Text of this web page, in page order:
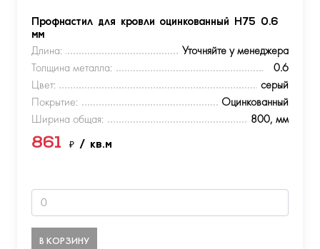
Профнастил для кровли оцинкованный Н75 0.6
мм
Длина:
Уточняйте у менеджера
Толщина металла:
0.6
Цвет:
серый
Покрытие:
Оцинкованный
Ширина общая:
800, мм
861 ₽ / кв.м
В КОРЗИНУ